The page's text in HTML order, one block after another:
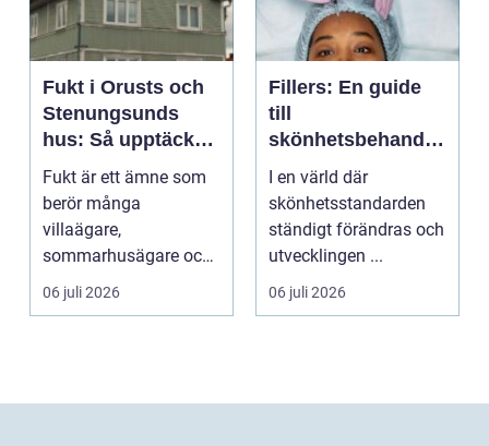
Fukt i Orusts och
Stenungsunds
hus: Så upptäcker
och åtgärdar du
problemet
Fukt är ett ämne som
berör många
villaägare,
sommarhusägare och
bosta...
06 juli 2026
Fillers: En guide
till
skönhetsbehandli
ngar i Stockholm
I en värld där
skönhetsstandarden
ständigt förändras och
utvecklingen ...
06 juli 2026